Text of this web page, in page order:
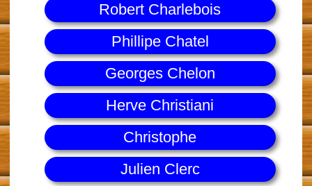
Robert Charlebois
Phillipe Chatel
Georges Chelon
Herve Christiani
Christophe
Julien Clerc